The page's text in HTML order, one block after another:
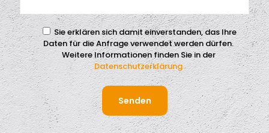
Sie erklären sich damit einverstanden, das Ihre
Daten für die Anfrage verwendet werden dürfen.
Weitere Informationen finden Sie in der
Datenschutzerklärung